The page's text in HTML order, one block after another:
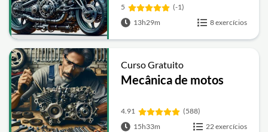
5
(-1)
13h29m
8 exercícios
Curso Gratuito
Mecânica de motos
4.91
(588)
15h33m
22 exercícios